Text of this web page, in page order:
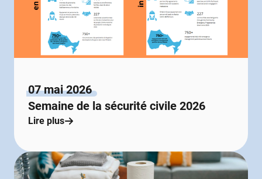
07 mai 2026
Semaine de la sécurité civile 2026
Lire plus